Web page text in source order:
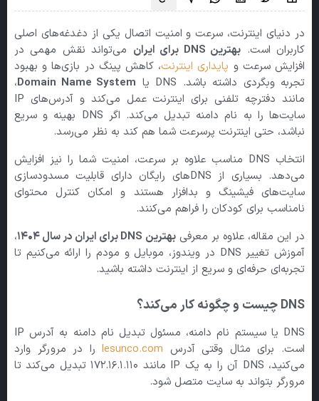
در دنیای اینترنت، سرعت و امنیت اتصال یکی از دغدغه‌های اصلی
کاربران است. بهترین DNS برای ایران
می‌تواند نقش مهمی در
افزایش سرعت و پایداری اینترنت، کاهش پینگ در بازی‌ها و بهبود
تجربه وبگردی داشته باشد. DNS یا
Domain Name System،
مانند دفترچه تلفنی برای اینترنت عمل می‌کند و آدرس‌های IP
سایت‌ها را به نام دامنه تبدیل می‌کند. اگر DNS بهینه و سریع
نباشد، حتی اینترنت پرسرعت شما هم کند به نظر می‌رسد.
انتخاب DNS مناسب علاوه بر سرعت، امنیت شما را نیز افزایش
می‌دهد. بسیاری از DNSهای رایگان دارای قابلیت مسدودسازی
سایت‌های فیشینگ و بدافزار هستند و امکان کنترل محتوای
نامناسب برای کودکان را فراهم می‌کنند.
در این مقاله، علاوه بر معرفیبهترین برای ایران در سال۱۴۰۴،
آموزش تغییر DNS در ویندوز، موبایل و مودم را ارائه می‌کنیم تا
تجربه‌ای حرفه‌ای و سریع از اینترنت داشته باشید.
DNSچیست و چگونه کار می‌کند؟
DNS یا سیستم نام دامنه، مسئول تبدیل نام دامنه به آدرس IP
است. برای مثال وقتی آدرس lesunco.comرا در مرورگر وارد
می‌کنید، DNS آن را به یک IP مانند 172.16.1.110 تبدیل می‌کند تا
مرورگر بتواند به سایت متصل شود.